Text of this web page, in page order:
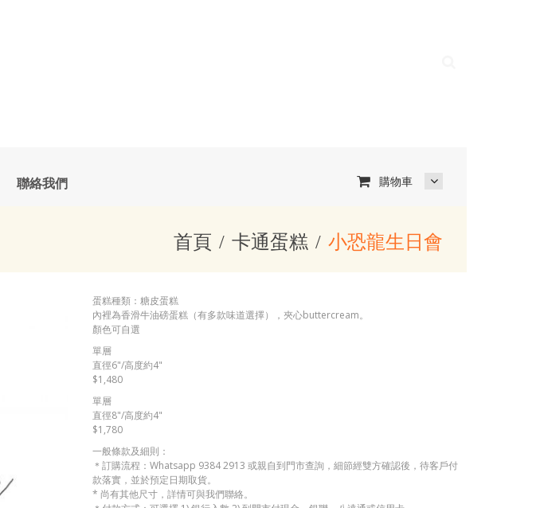
聯絡我們 購物車
首頁 卡通蛋糕 小恐龍生日會
蛋糕種類：糖皮蛋糕
內裡為香滑牛油磅蛋糕（有多款味道選擇），夾心buttercream。
顏色可自選
單層
直徑6"/高度約4"
$1,480
單層
直徑8"/高度約4"
$1,780
一般條款及細則：
＊訂購流程：Whatsapp 9384 2913 或親自到門市查詢，細節經雙方確認後，待客戶付
款落實，並於預定日期取貨。
* 尚有其他尺寸，詳情可與我們聯絡。